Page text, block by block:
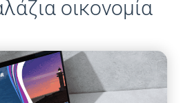
οικονομία